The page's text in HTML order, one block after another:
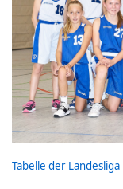
Tabelle der Landesliga